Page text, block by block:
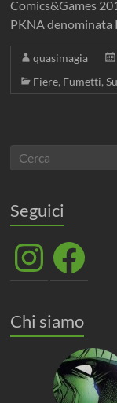
Comics&Games
PKNA denominata
quasimagia
Fiere, Fumetti,
Seguici
InstagramFacebook
Chi siamo